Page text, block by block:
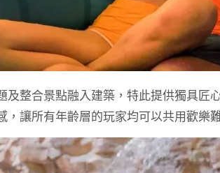
及整合景點融入建築，特此提供獨具匠
，讓所有年齡層的玩家均可以共用歡樂